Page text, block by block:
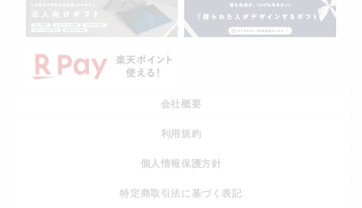
会社概要
利用規約
個人情報保護方針
特定商取引法に基づく表記